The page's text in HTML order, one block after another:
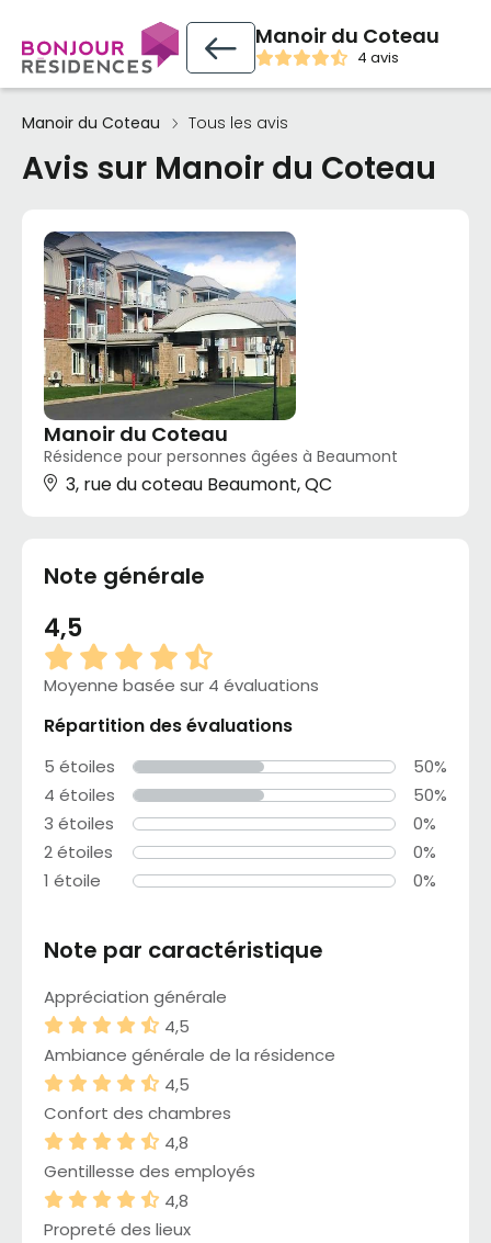
Manoir du Coteau
4 avis
Manoir du Coteau Tous les avis
Avis sur Manoir du Coteau
Manoir du Coteau
Résidence pour personnes âgées à Beaumont
3, rue du coteau Beaumont, QC
Note générale
4,5
Moyenne basée sur 4 évaluations
Répartition des évaluations
5 étoiles
50%
4 étoiles
50%
3 étoiles
0%
2 étoiles
0%
1 étoile
0%
Note par caractéristique
Appréciation générale
4,5
Ambiance générale de la résidence
4,5
Confort des chambres
4,8
Gentillesse des employés
4,8
Propreté des lieux